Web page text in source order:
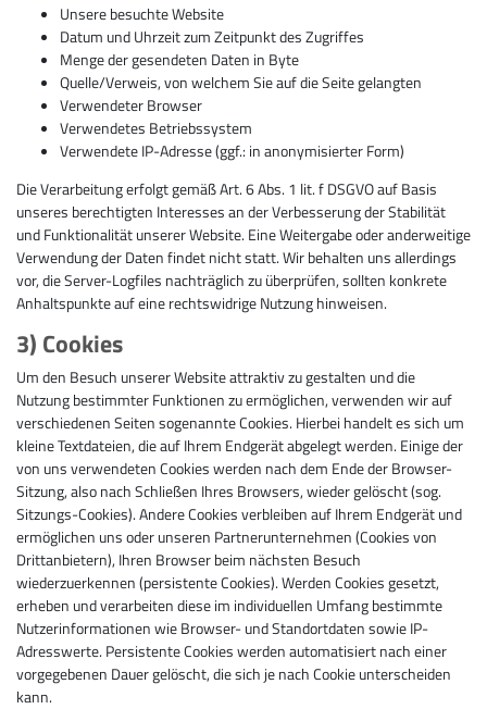
Unsere besuchte Website
Datum und Uhrzeit zum Zeitpunkt des Zugriffes
Menge der gesendeten Daten in Byte
Quelle/Verweis, von welchem Sie auf die Seite gelangten
Verwendeter Browser
Verwendetes Betriebssystem
Verwendete IP-Adresse (ggf.: in anonymisierter Form)
Die Verarbeitung erfolgt gemäß Art. 6 Abs. 1 lit. f DSGVO auf Basis
unseres berechtigten Interesses an der Verbesserung der Stabilität
und Funktionalität unserer Website. Eine Weitergabe oder anderweitige
Verwendung der Daten findet nicht statt. Wir behalten uns allerdings
vor, die Server-Logfiles nachträglich zu überprüfen, sollten konkrete
Anhaltspunkte auf eine rechtswidrige Nutzung hinweisen.
3) Cookies
Um den Besuch unserer Website attraktiv zu gestalten und die
Nutzung bestimmter Funktionen zu ermöglichen, verwenden wir auf
verschiedenen Seiten sogenannte Cookies. Hierbei handelt es sich um
kleine Textdateien, die auf Ihrem Endgerät abgelegt werden. Einige der
von uns verwendeten Cookies werden nach dem Ende der Browser-
Sitzung, also nach Schließen Ihres Browsers, wieder gelöscht (sog.
Sitzungs-Cookies). Andere Cookies verbleiben auf Ihrem Endgerät und
ermöglichen uns oder unseren Partnerunternehmen (Cookies von
Drittanbietern), Ihren Browser beim nächsten Besuch
wiederzuerkennen (persistente Cookies). Werden Cookies gesetzt,
erheben und verarbeiten diese im individuellen Umfang bestimmte
Nutzerinformationen wie Browser- und Standortdaten sowie IP-
Adresswerte. Persistente Cookies werden automatisiert nach einer
vorgegebenen Dauer gelöscht, die sich je nach Cookie unterscheiden
kann.